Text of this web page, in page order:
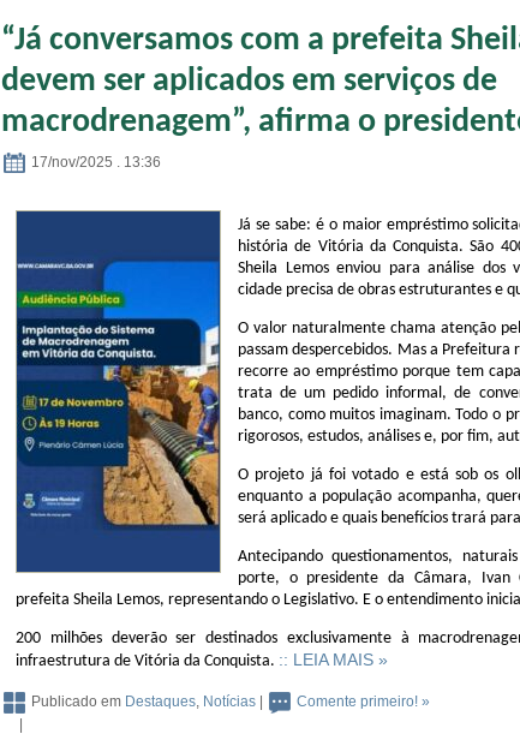
“Já conversamos com a prefeita
devem ser aplicados em serviços de
macrodrenagem”, afirma o
17/nov/2025 . 13:36
Já se sabe: é o maior empréstimo
história de Vitória da Conquista. São
Sheila Lemos enviou para análise dos
cidade precisa de obras estruturantes e
O valor naturalmente chama atenção
passam despercebidos. Mas a
recorre ao empréstimo porque tem
trata de um pedido informal, de
banco, como muitos imaginam. Todo o
rigorosos, estudos, análises e, por fim,
O projeto já foi votado e está sob os
enquanto a população acompanha,
será aplicado e quais benefícios trará
Antecipando questionamentos,
porte, o presidente da Câmara, Ivan
prefeita Sheila Lemos, representando o Legislativo. E o entendimento
200 milhões deverão ser destinados exclusivamente à
infraestrutura de Vitória da Conquista. :: LEIA MAIS »
Publicado em Destaques Notícias |
Comente primeiro! »
|